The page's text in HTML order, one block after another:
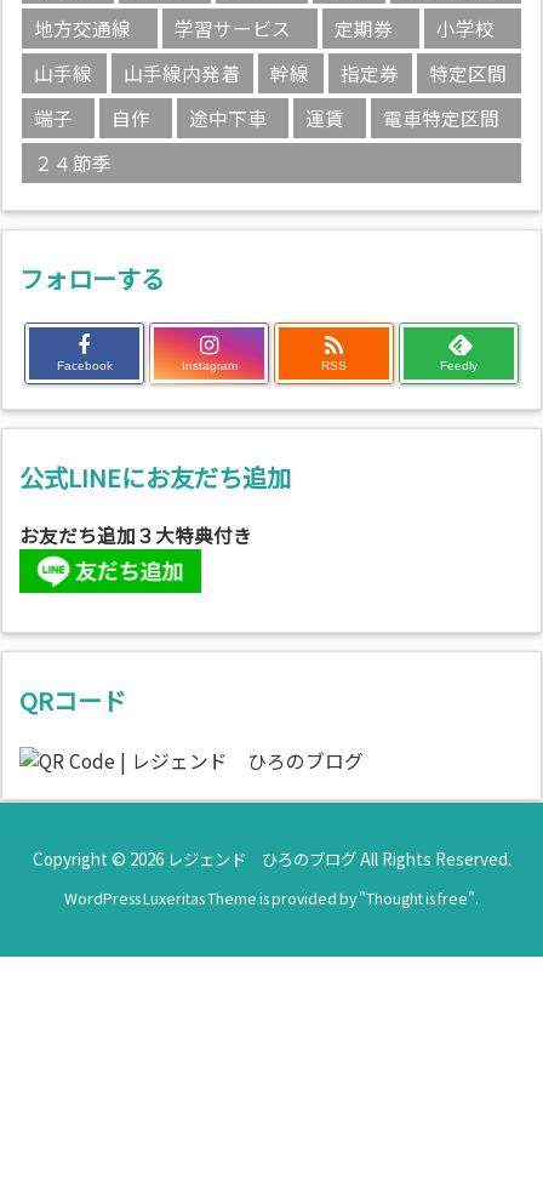
地方交通線
学習サービス 定期券
小学校
山手線
山手線内発着 幹線 指定券
特定区間
端子
自作 途中下車 運賃
電車特定区間
２４節季
フォローする
Facebook Instagram

RSS Feedly
公式LINEにお友だち追加
お友だち追加３大特典付き
QRコード
Copyright © 2026 レジェンド ひろのブログAll Rights Reserved.
WordPress Luxeritas Theme is provided by "Thought is free".